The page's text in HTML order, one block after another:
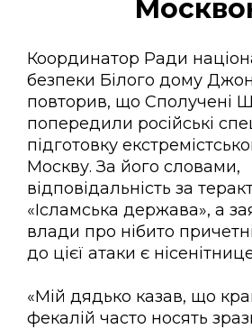
Координатор Ради
безпеки Білого дому Джон
повторив, що Сполучені
попередили російські
підготовку
Москву. За його словами,
відповідальність за
«Ісламська держава», а
влади про нібито
до цієї атаки є
«Мій дядько казав, що
фекалій часто носять